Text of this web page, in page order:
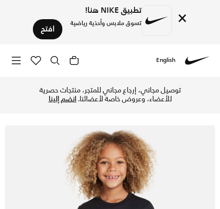
× تطبيق NIKE هنا!
تسوق ملابس وأحذية رياضية افتح
English
توصيل مجاني، إرجاع مجاني للمتجر، منتجات حصرية
للأعضاء، وعروض خاصة لأعضائنا.انضم إلينا